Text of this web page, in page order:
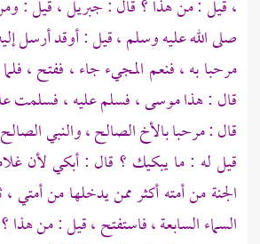
، قيل : من هذا ؟ قال :جبريل، قيل :
صلى الله عليه وسلم ، قيل : أوقد أرسل
مرحبا به ، فنعم المجيء جاء ، ففتح ،
قال : هذاموسى، فسلم عليه ، فسلمت
قال : مرحبا بالأخ الصالح ، والنبي
قيل له : ما يبكيك ؟ قال : أبكي لأن
الجنة من أمته أكثر ممن يدخلها من
السماء السابعة ، فاستفتح ، قيل : من هذا